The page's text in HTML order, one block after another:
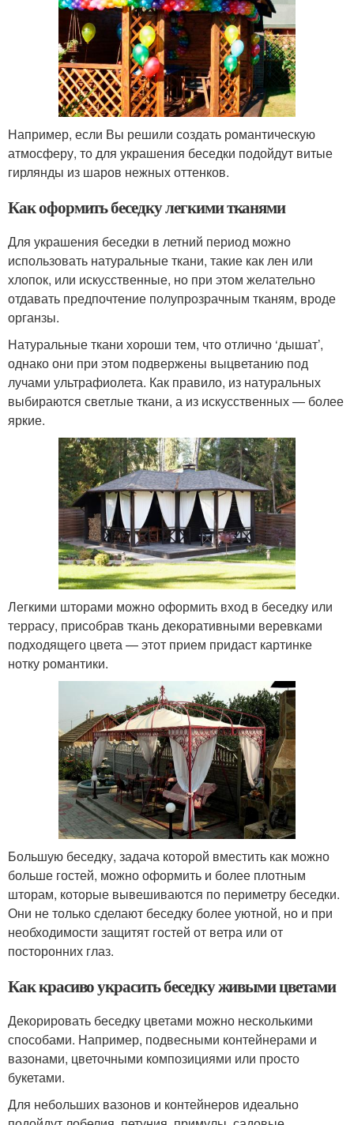
Например, если Вы решили создать романтическую
атмосферу, то для украшения беседки подойдут витые
гирлянды из шаров нежных оттенков.
Как оформить беседку легкими тканями
Для украшения беседки в летний период можно
использовать натуральные ткани, такие как лен или
хлопок, или искусственные, но при этом желательно
отдавать предпочтение полупрозрачным тканям, вроде
органзы.
Натуральные ткани хороши тем, что отлично ‘дышат’,
однако они при этом подвержены выцветанию под
лучами ультрафиолета. Как правило, из натуральных
выбираются светлые ткани, а из искусственных — более
яркие.
Легкими шторами можно оформить вход в беседку или
террасу, присобрав ткань декоративными веревками
подходящего цвета — этот прием придаст картинке
нотку романтики.
Большую беседку, задача которой вместить как можно
больше гостей, можно оформить и более плотным
шторам, которые вывешиваются по периметру беседки.
Они не только сделают беседку более уютной, но и при
необходимости защитят гостей от ветра или от
посторонних глаз.
Как красиво украсить беседку живыми цветами
Декорировать беседку цветами можно несколькими
способами. Например, подвесными контейнерами и
вазонами, цветочными композициями или просто
букетами.
Для небольших вазонов и контейнеров идеально